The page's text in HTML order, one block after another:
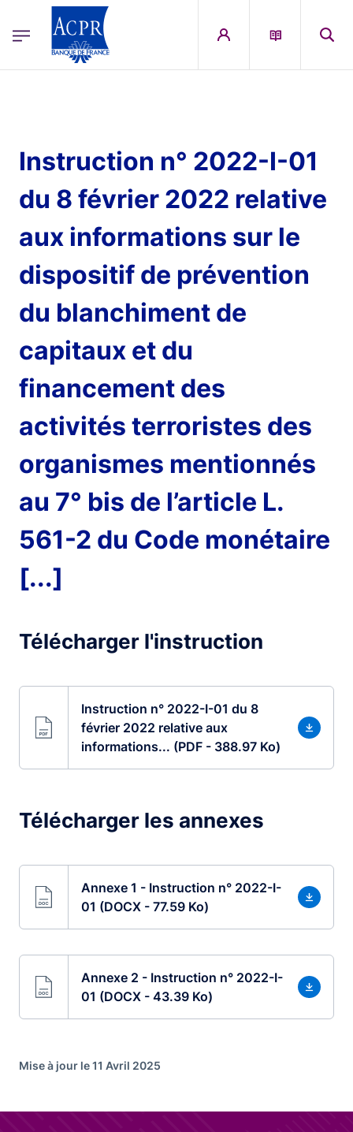
ACPR Menu Principal (French)
Instruction n° 2022-I-01
du 8 février 2022 relative
aux informations sur le
dispositif de prévention
du blanchiment de
capitaux et du
financement des
activités terroristes des
organismes mentionnés
au 7° bis de l’article L.
561-2 du Code monétaire
[...]
Télécharger l'instruction
Instruction n° 2022-I-01 du 8
février 2022 relative aux
informations... (PDF - 388.97 Ko)
Télécharger les annexes
Annexe 1 - Instruction n° 2022-I-
01 (DOCX - 77.59 Ko)
Annexe 2 - Instruction n° 2022-I-
01 (DOCX - 43.39 Ko)
Mise à jour le 11 Avril 2025